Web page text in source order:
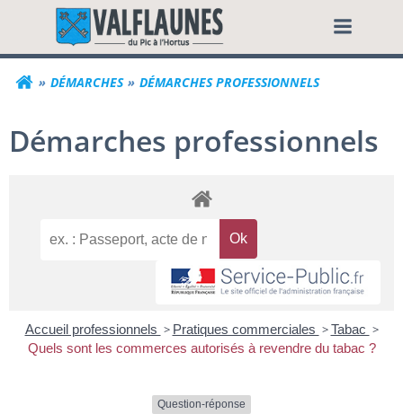
contenuCommune de
DÉMARCHES DÉMARCHES PROFESSIONNELS
Démarches professionnels
Accueil professionnels > Pratiques commerciales > Tabac >
Quels sont les commerces autorisés à revendre du tabac ?
Question-réponse